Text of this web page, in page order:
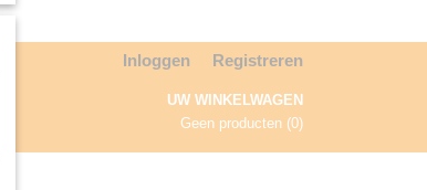
Inloggen Registreren
UW WINKELWAGEN
Geen producten (0)